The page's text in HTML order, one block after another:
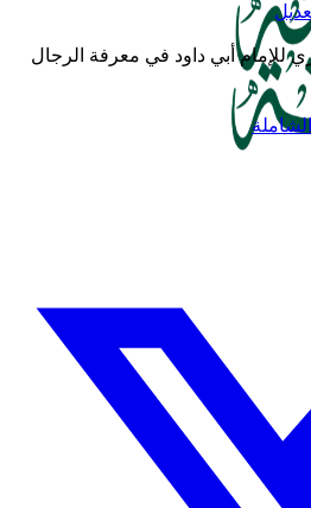
للإمام أبي داود في معرفة الرجال